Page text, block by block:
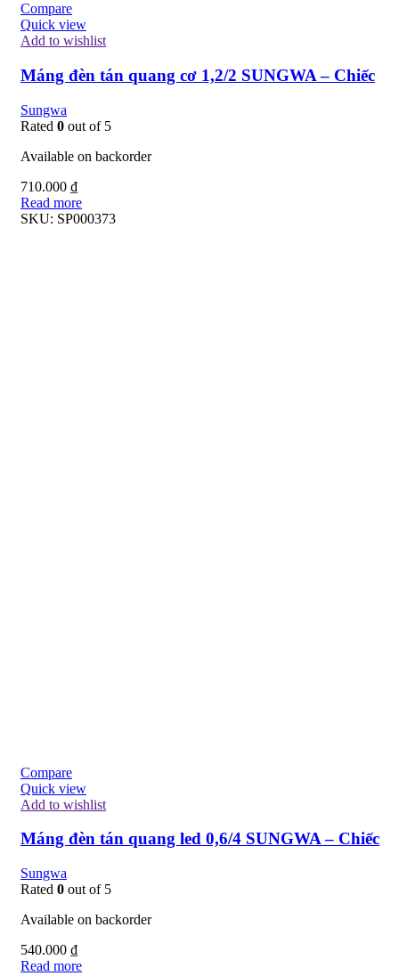
Compare
Quick view
Add to wishlist
Máng đèn tán quang cơ 1,2/2 SUNGWA – Chiếc
Sungwa
Rated 0 out of 5
Available on backorder
710.000 ₫
Read more
SKU: SP000373
Compare
Quick view
Add to wishlist
Máng đèn tán quang led 0,6/4 SUNGWA – Chiếc
Sungwa
Rated 0 out of 5
Available on backorder
540.000 ₫
Read more